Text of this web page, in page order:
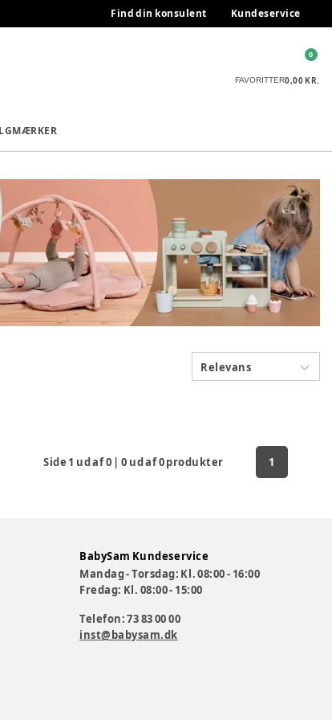
Find din konsulent Kundeservice
FAVORITTER0,00 KR.
0
MÆRKER
Relevans
Side 1 ud af0 |0 ud af0produkter 1
BabySam Kundeservice
Mandag - Torsdag: Kl. 08:00 - 16:00
Fredag: Kl. 08:00 - 15:00
Telefon: 73 83 00 00
inst@babysam.dk